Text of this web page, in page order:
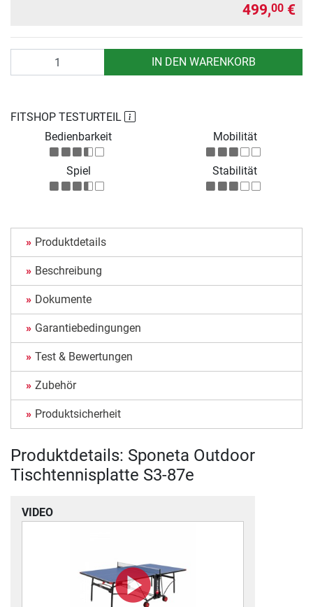
499,00 €
IN DEN WARENKORB
FITSHOP TESTURTEIL
Bedienbarkeit
Mobilität
Spiel Stabilität
Produktdetails
Beschreibung
Dokumente
Garantiebedingungen
Test & Bewertungen
Zubehör
Produktsicherheit
Produktdetails: Sponeta Outdoor
Tischtennisplatte S3-87e
VIDEO